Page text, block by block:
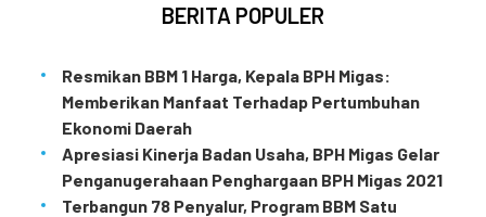
BERITA POPULER
Resmikan BBM 1 Harga, Kepala BPH Migas:
Memberikan Manfaat Terhadap Pertumbuhan
Ekonomi Daerah
Apresiasi Kinerja Badan Usaha, BPH Migas Gelar
Penganugerahaan Penghargaan BPH Migas 2021
Terbangun 78 Penyalur, Program BBM Satu